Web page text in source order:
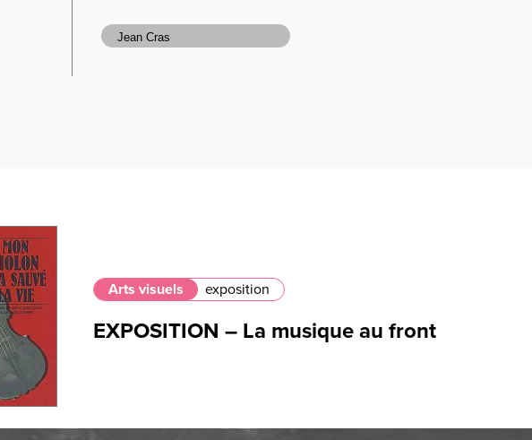
Arts visuels exposition
EXPOSITION – La musique au front